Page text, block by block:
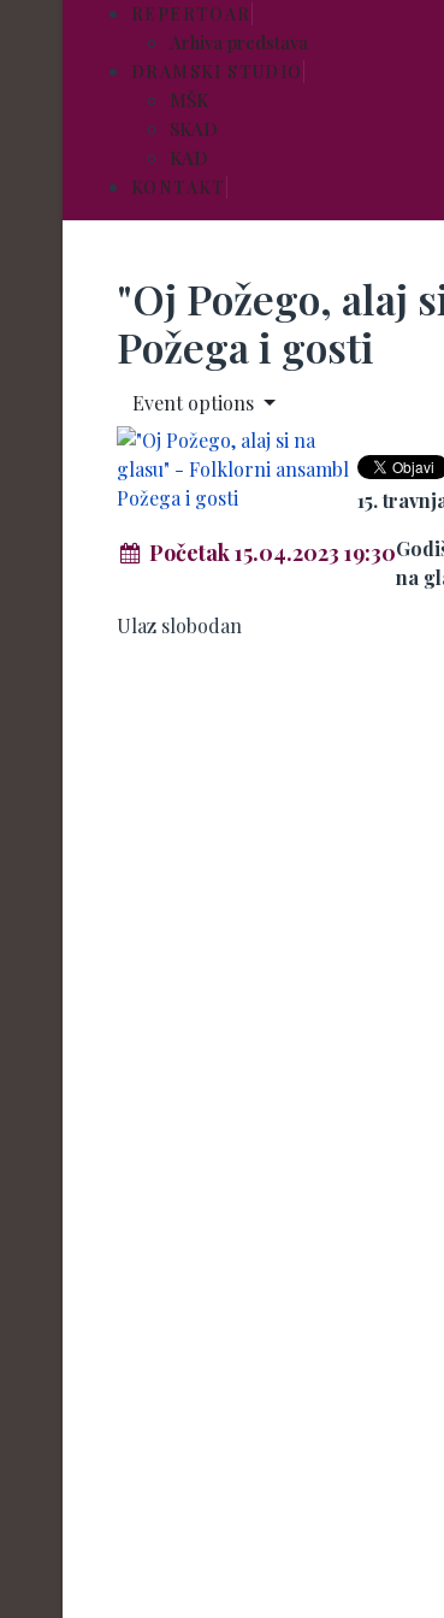
REPERTOAR
Arhiva predstava
DRAMSKI STUDIO
MŠK
SKAD
KAD
KONTAKT
"Oj Požego, alaj
Požega i gosti
Event options
Početak 15.04.2023 19:30
15.
na
Ulaz slobodan